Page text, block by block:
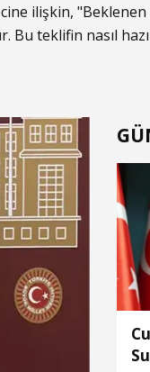
ilişkin, "Beklenen
Bu teklifin nasıl